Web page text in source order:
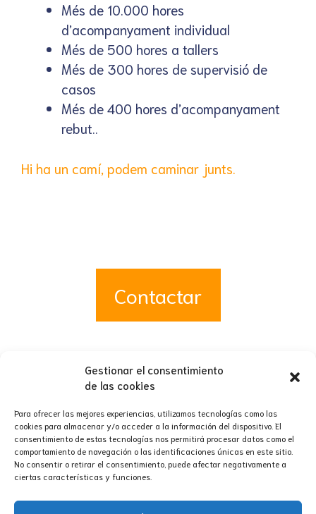
Gestionar el consentimiento
de las cookies
Para ofrecer las mejores experiencias, utilizamos tecnologías como las
cookies para almacenar y/o acceder a la información del dispositivo. El
consentimiento de estas tecnologías nos permitirá procesar datos como el
comportamiento de navegación o las identificaciones únicas en este sitio.
No consentir o retirar el consentimiento, puede afectar negativamente a
ciertas características y funciones.
Més de 10.000 hores
d’acompanyament individual
Més de 500 hores a tallers
Més de 300 hores de supervisió de
casos
Més de 400 hores d’acompanyament
rebut..
Hi ha un camí, podem caminar junts.
Contactar
Aviso legal·Política de privacidad·Política de